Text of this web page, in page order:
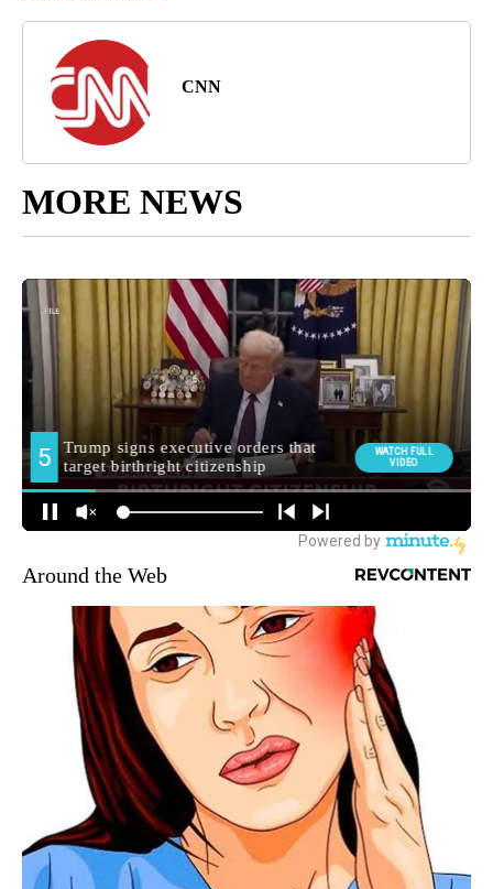
CNN
MORE NEWS
Around the Web